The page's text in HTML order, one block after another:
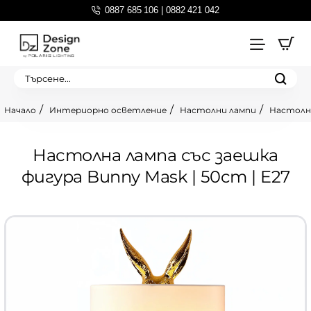
0887 685 106 | 0882 421 042
Търсене...
Настолна лампа със заешка
фигура Bunny Mask | 50cm | E27
Интериорно осветление Настолни лампи